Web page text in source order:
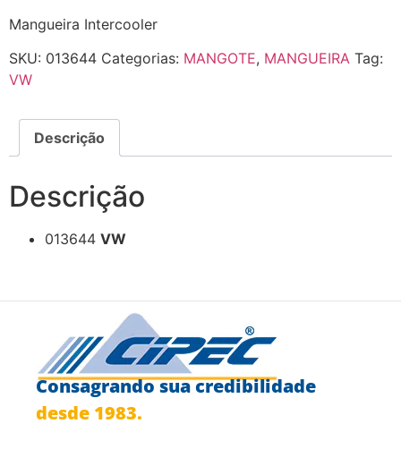
Mangueira Intercooler
SKU: 013644 Categorias: MANGOTE, MANGUEIRA Tag:
VW
Descrição
Descrição
013644 VW
Consagrando sua credibilidade
desde 1983.